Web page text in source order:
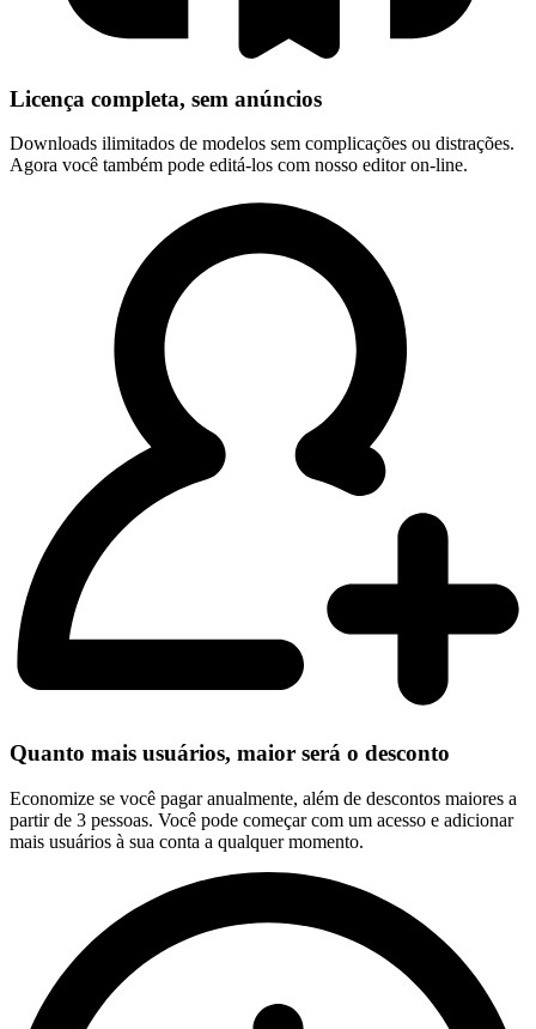
Licença completa, sem anúncios
Downloads ilimitados de modelos sem complicações ou distrações.
Agora você também pode editá-los com nosso editor on-line.
Quanto mais usuários, maior será o desconto
Economize se você pagar anualmente, além de descontos maiores a
partir de 3 pessoas. Você pode começar com um acesso e adicionar
mais usuários à sua conta a qualquer momento.